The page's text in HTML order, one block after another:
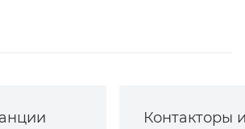
Контакторы